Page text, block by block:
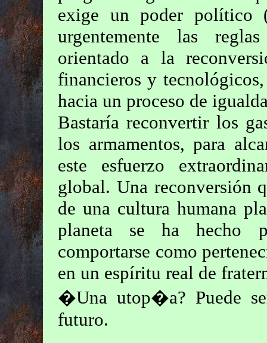
exige un poder político
urgentemente las
orientado a la
financieros y
hacia un proceso de
Bastaría reconvertir los
los armamentos, para
este esfuerzo
global. Una reconversión
de una cultura humana
planeta se ha hecho
comportarse como
en un espíritu real de
�Una utop�a? Puede
futuro.